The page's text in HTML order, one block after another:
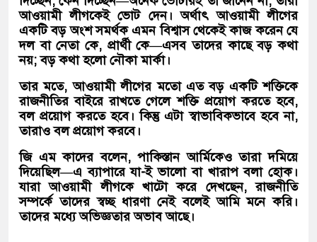
আওয়ামী লীগকেই ভোট দেন। অর্থাৎ আওয়ামী লীগের
একটি বড় অংশ সমর্থক এমন বিশ্বাস থেকেই কাজ করেন যে
দল বা নেতা কে, প্রার্থী কে—এসব তাদের কাছে বড় কথা
নয়; বড় কথা হলো নৌকা মার্কা।
তার মতে, আওয়ামী লীগের মতো এত বড় একটি শক্তিকে
রাজনীতির বাইরে রাখতে গেলে শক্তি প্রয়োগ করতে হবে,
বল প্রয়োগ করতে হবে। কিন্তু এটা স্বাভাবিকভাবে হবে না,
তারাও বল প্রয়োগ করবে।
জি এম কাদের বলেন, পাকিস্তান আর্মিকেও তারা দমিয়ে
দিয়েছিল—এ ব্যাপারে যা-ই ভালো বা খারাপ বলা হোক।
যারা আওয়ামী লীগকে খাটো করে দেখছেন, রাজনীতি
সম্পর্কে তাদের স্বচ্ছ ধারণা নেই বলেই আমি মনে করি।
তাদের মধ্যে অভিজ্ঞতার অভাব আছে।